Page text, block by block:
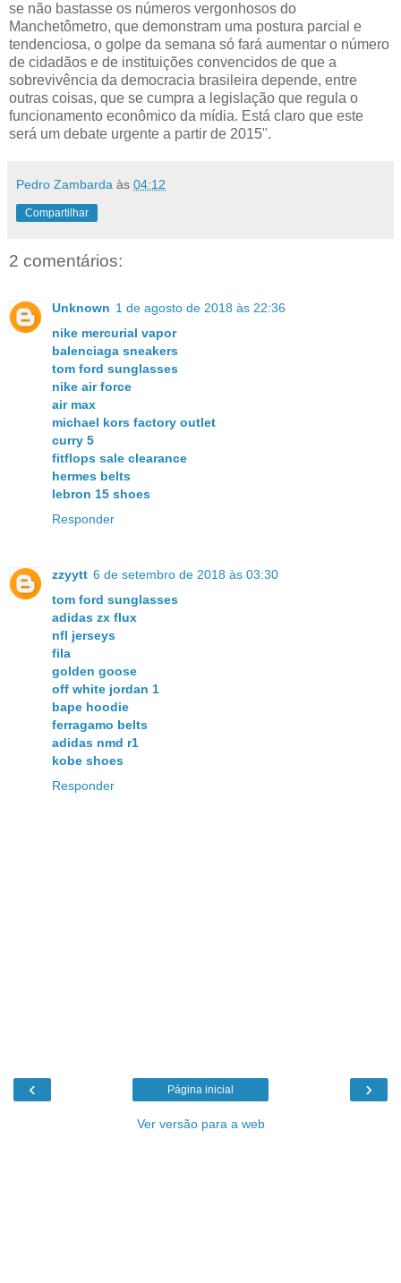
se não bastasse os números vergonhosos do
Manchetômetro, que demonstram uma postura parcial e
tendenciosa, o golpe da semana só fará aumentar o número
de cidadãos e de instituições convencidos de que a
sobrevivência da democracia brasileira depende, entre
outras coisas, que se cumpra a legislação que regula o
funcionamento econômico da mídia. Está claro que este
será um debate urgente a partir de 2015".
Pedro Zambarda às 04:12
Compartilhar
2 comentários:
Unknown 1 de agosto de 2018 às 22:36
nike mercurial vapor
balenciaga sneakers
tom ford sunglasses
nike air force
air max
michael kors factory outlet
curry 5
fitflops sale clearance
hermes belts
lebron 15 shoes
Responder
zzyytt 6 de setembro de 2018 às 03:30
tom ford sunglasses
adidas zx flux
nfl jerseys
fila
golden goose
off white jordan 1
bape hoodie
ferragamo belts
adidas nmd r1
kobe shoes
Responder
‹ ›
Página inicial
Ver versão para a web